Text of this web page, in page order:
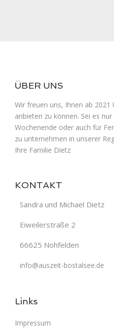
ÜBER UNS
Wir freuen uns, Ihnen ab 2021
anbieten zu können. Sei es
Wochenende oder auch für
zu unternehmen in unserer
Ihre Familie Dietz
KONTAKT
Sandra und Michael Dietz
Eiweilerstraße 2
66625 Nohfelden
info@auszeit-bostalsee.de
Links
Impressum